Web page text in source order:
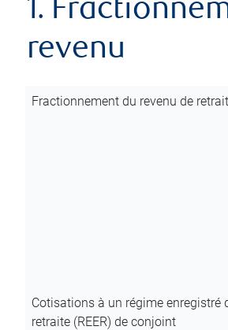
1.
revenu
Fractionnement du revenu de
Cotisations à un régime enregistré
retraite (REER) de conjoint